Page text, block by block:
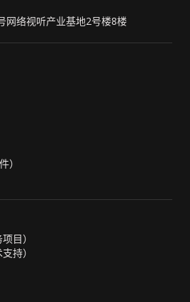
网络视听产业基地2号楼8楼
）
目）
持）